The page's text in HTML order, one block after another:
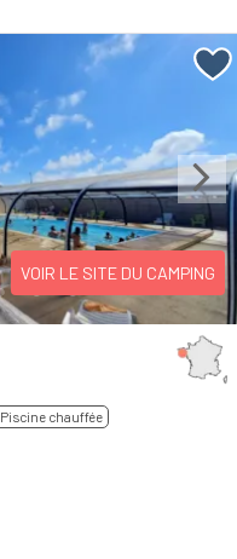
Next
VOIR LE SITE DU CAMPING
Piscine chauffée